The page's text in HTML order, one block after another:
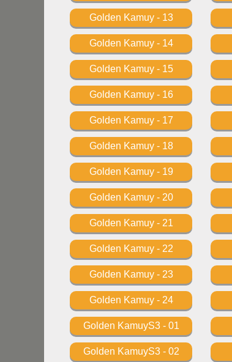
Golden Kamuy - 13
Golden Kamuy - 14
Golden Kamuy - 15
Golden Kamuy - 16
Golden Kamuy - 17
Golden Kamuy - 18
Golden Kamuy - 19
Golden Kamuy - 20
Golden Kamuy - 21
Golden Kamuy - 22
Golden Kamuy - 23
Golden Kamuy - 24
Golden KamuyS3 - 01
Golden KamuyS3 - 02